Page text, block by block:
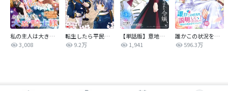
私の主人は大きな犬系騎士様
3,008
転生したら平民でした。～生活水準に耐えられないので貴族を目指します～（コミック）
9.2万
【単話版】意地悪姉と呼ばれた令嬢、実はとても優れた魔法使いでした。@COMIC
1,941
誰かこの状況を説明してください！ ～契約から始まるウェディング～
596.3万